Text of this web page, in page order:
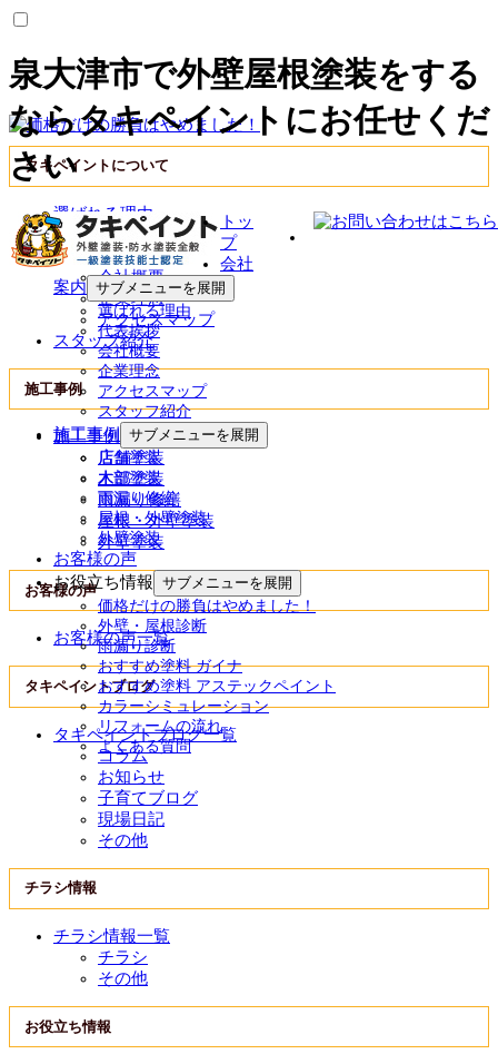
泉大津市で外壁屋根塗装をする
ならタキペイントにお任せくだ
さい
トッ
プ
会社
案内 サブメニューを展開
選ばれる理由
代表挨拶
会社概要
企業理念
アクセスマップ
スタッフ紹介
施工事例 サブメニューを展開
店舗塗装
木部塗装
雨漏り修繕
屋根・外壁塗装
外壁塗装
お客様の声
お役立ち情報 サブメニューを展開
価格だけの勝負はやめました！
外壁・屋根診断
雨漏り診断
おすすめ塗料 ガイナ
おすすめ塗料 アステックペイント
カラーシミュレーション
リフォームの流れ
よくある質問
タキペイントについて
選ばれる理由
会社案内
代表挨拶
会社概要
企業理念
アクセスマップ
スタッフ紹介
施工事例
施工事例一覧
店舗塗装
木部塗装
雨漏り修繕
屋根・外壁塗装
外壁塗装
お客様の声
お客様の声一覧
タキペイントブログ
タキペイントブログ一覧
コラム
お知らせ
子育てブログ
現場日記
その他
チラシ情報
チラシ情報一覧
チラシ
その他
お役立ち情報